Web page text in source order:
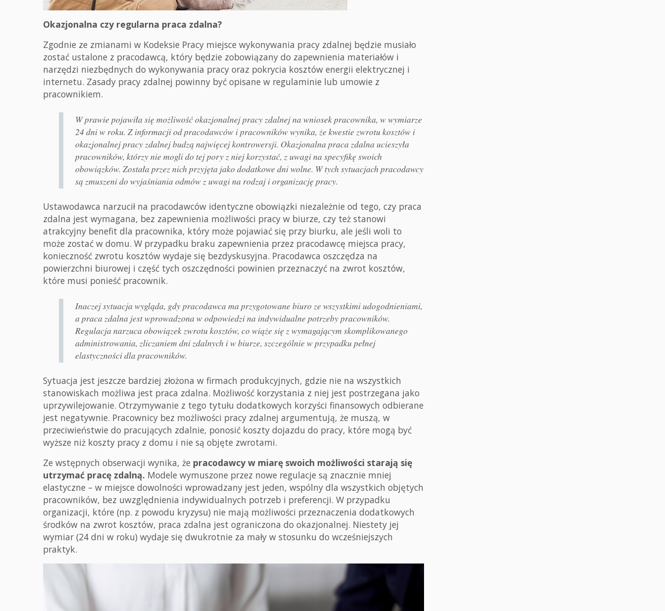
Okazjonalna czy regularna praca zdalna?
Zgodnie ze zmianami w Kodeksie Pracy miejsce wykonywania pracy zdalnej będzie musiało
zostać ustalone z pracodawcą, który będzie zobowiązany do zapewnienia materiałów i
narzędzi niezbędnych do wykonywania pracy oraz pokrycia kosztów energii elektrycznej i
internetu. Zasady pracy zdalnej powinny być opisane w regulaminie lub umowie z
pracownikiem.
W prawie pojawiła się możliwość okazjonalnej pracy zdalnej na wniosek pracownika, w wymiarze
24 dni w roku. Z informacji od pracodawców i pracowników wynika, że kwestie zwrotu kosztów i
okazjonalnej pracy zdalnej budzą najwięcej kontrowersji. Okazjonalna praca zdalna ucieszyła
pracowników, którzy nie mogli do tej pory z niej korzystać, z uwagi na specyfikę swoich
obowiązków. Została przez nich przyjęta jako dodatkowe dni wolne. W tych sytuacjach pracodawcy
są zmuszeni do wyjaśniania odmów z uwagi na rodzaj i organizację pracy.
Ustawodawca narzucił na pracodawców identyczne obowiązki niezależnie od tego, czy praca
zdalna jest wymagana, bez zapewnienia możliwości pracy w biurze, czy też stanowi
atrakcyjny benefit dla pracownika, który może pojawiać się przy biurku, ale jeśli woli to
może zostać w domu. W przypadku braku zapewnienia przez pracodawcę miejsca pracy,
konieczność zwrotu kosztów wydaje się bezdyskusyjna. Pracodawca oszczędza na
powierzchni biurowej i część tych oszczędności powinien przeznaczyć na zwrot kosztów,
które musi ponieść pracownik.
Inaczej sytuacja wygląda, gdy pracodawca ma przygotowane biuro ze wszystkimi udogodnieniami,
a praca zdalna jest wprowadzona w odpowiedzi na indywidualne potrzeby pracowników.
Regulacja narzuca obowiązek zwrotu kosztów, co wiąże się z wymagającym skomplikowanego
administrowania, zliczaniem dni zdalnych i w biurze, szczególnie w przypadku pełnej
elastyczności dla pracowników.
Sytuacja jest jeszcze bardziej złożona w firmach produkcyjnych, gdzie nie na wszystkich
stanowiskach możliwa jest praca zdalna. Możliwość korzystania z niej jest postrzegana jako
uprzywilejowanie. Otrzymywanie z tego tytułu dodatkowych korzyści finansowych odbierane
jest negatywnie. Pracownicy bez możliwości pracy zdalnej argumentują, że muszą, w
przeciwieństwie do pracujących zdalnie, ponosić koszty dojazdu do pracy, które mogą być
wyższe niż koszty pracy z domu i nie są objęte zwrotami.
Ze wstępnych obserwacji wynika, że pracodawcy w miarę swoich możliwości starają się
utrzymać pracę zdalną. Modele wymuszone przez nowe regulacje są znacznie mniej
elastyczne – w miejsce dowolności wprowadzany jest jeden, wspólny dla wszystkich objętych
pracowników, bez uwzględnienia indywidualnych potrzeb i preferencji. W przypadku
organizacji, które (np. z powodu kryzysu) nie mają możliwości przeznaczenia dodatkowych
środków na zwrot kosztów, praca zdalna jest ograniczona do okazjonalnej. Niestety jej
wymiar (24 dni w roku) wydaje się dwukrotnie za mały w stosunku do wcześniejszych
praktyk.